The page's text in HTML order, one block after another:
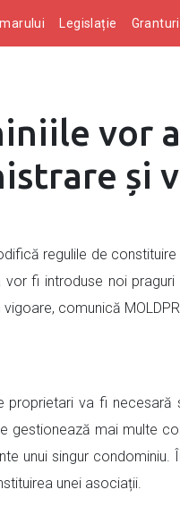
Legislație Granturi
vor
și
regulile de
vor fi introduse noi
comunică
proprietari va fi
gestionează mai multe
unui singur condominiu.
unei asociații.